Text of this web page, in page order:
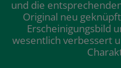
und die
Original neu
Erscheinigungsbild
wesentlich verbessert